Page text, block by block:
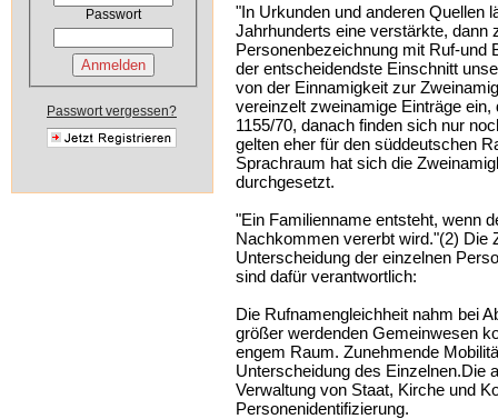
Passwort
Passwort vergessen?
"In Urkunden und anderen Quellen
Jahrhunderts eine verstärkte, dann
Personenbezeichnung mit Ruf-und
der entscheidendste Einschnitt
von der Einnamigkeit zur
vereinzelt zweinamige Einträge
1155/70, danach finden sich nur
gelten eher für den süddeutschen
Sprachraum hat sich die
durchgesetzt.
"Ein Familienname entsteht, wenn
Nachkommen vererbt wird."(2) Die
Unterscheidung der einzelnen
sind dafür verantwortlich:
Die Rufnamengleichheit nahm bei
größer werdenden Gemeinwesen
engem Raum. Zunehmende
Unterscheidung des Einzelnen.Die
Verwaltung von Staat, Kirche und
Personenidentifizierung.